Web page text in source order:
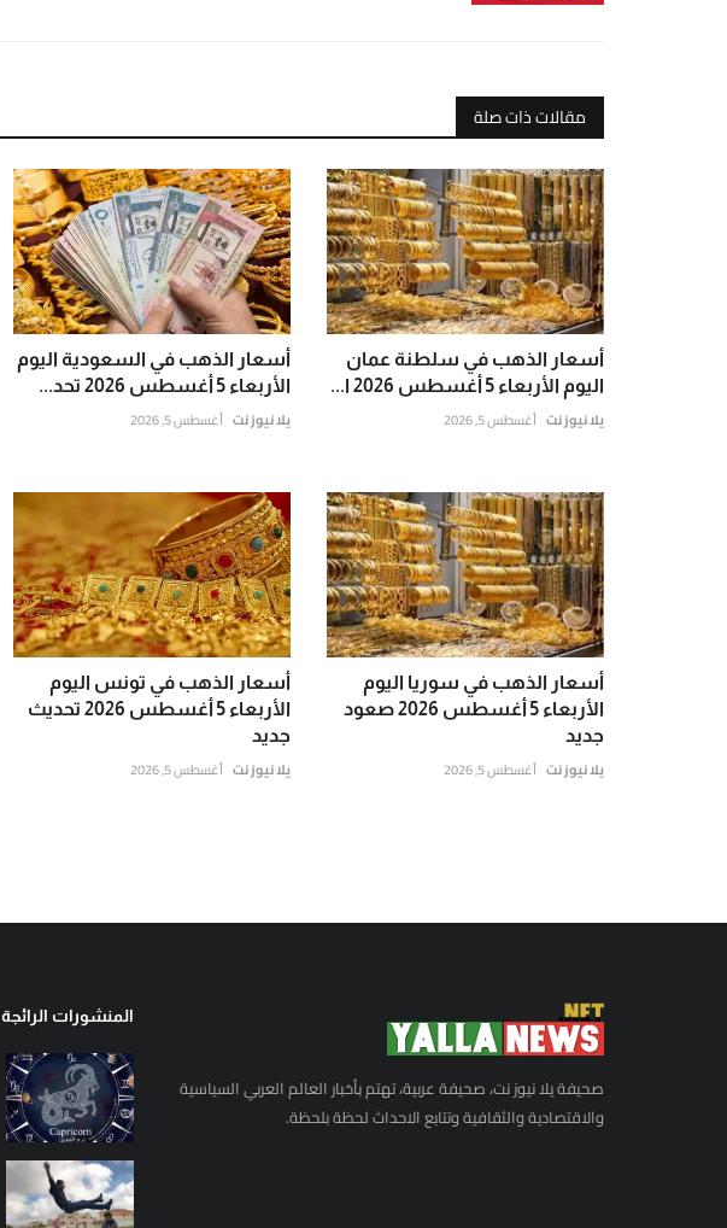
مقالات ذات صلة
أسعار الذهب في سلطنة عمان
اليوم الأربعاء 5 أغسطس 2026 ا...
يلا نيوز نت أغسطس 5, 2026
أسعار الذهب في السعودية اليوم
الأربعاء 5 أغسطس 2026 تحد...
يلا نيوز نت أغسطس 5, 2026
أسعار الذهب في سوريا اليوم
الأربعاء 5 أغسطس 2026 صعود
جديد
يلا نيوز نت أغسطس 5, 2026
أسعار الذهب في تونس اليوم
الأربعاء 5 أغسطس 2026 تحديث
جديد
يلا نيوز نت أغسطس 5, 2026
صحيفة يلا نيوز نت، صحيفة عربية، تهتم بأخبار العالم العربي السياسية
والاقتصادية والثقافية وتتابع الاحداث لحظة بلحظة.
المنشورات الرائجة